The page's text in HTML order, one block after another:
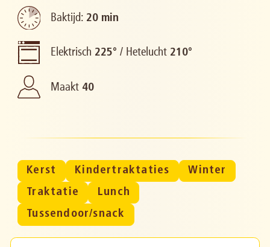
Baktijd: 20 min
Elektrisch 225° / Hetelucht 210°
Maakt 40
Kerst Kindertraktaties
Winter
Traktatie
Lunch
Tussendoor/snack